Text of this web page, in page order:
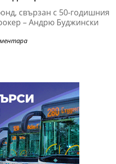
свързан с 50-годишния
– Андрю Буджински